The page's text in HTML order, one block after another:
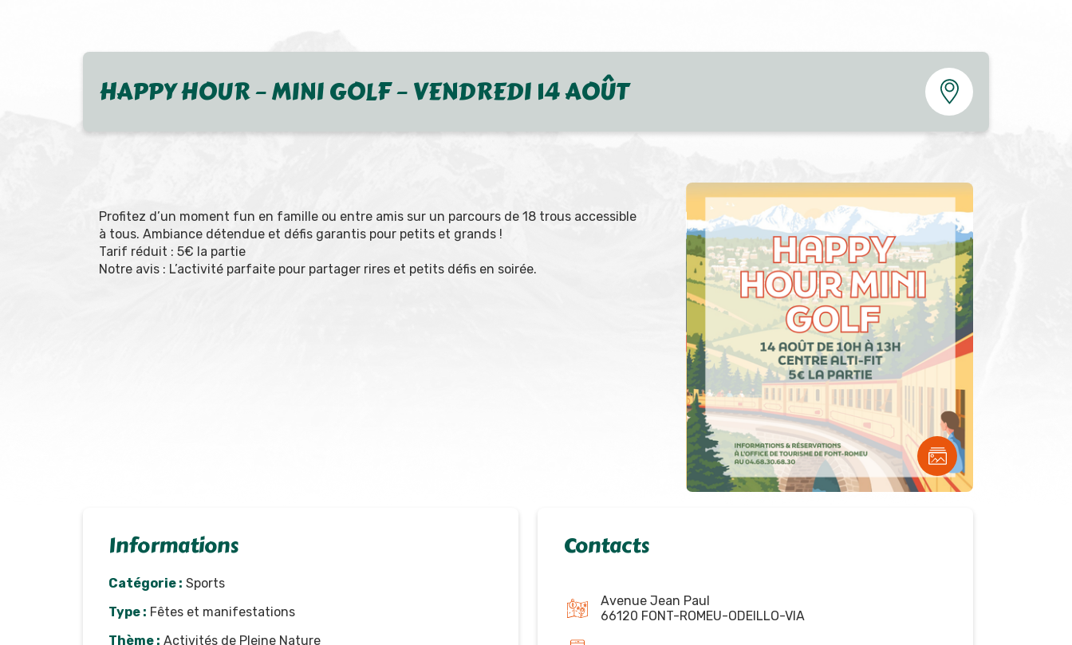
HAPPY HOUR – MINI GOLF – VENDREDI 14 AOÛT
Profitez d’un moment fun en famille ou entre amis sur un parcours de 18 trous accessible
à tous. Ambiance détendue et défis garantis pour petits et grands !
Tarif réduit : 5€ la partie
Notre avis : L’activité parfaite pour partager rires et petits défis en soirée.
Informations
Catégorie : Sports
Type : Fêtes et manifestations
Thème : Activités de Pleine Nature
Contacts
Avenue Jean Paul
66120 FONT-ROMEU-ODEILLO-VIA